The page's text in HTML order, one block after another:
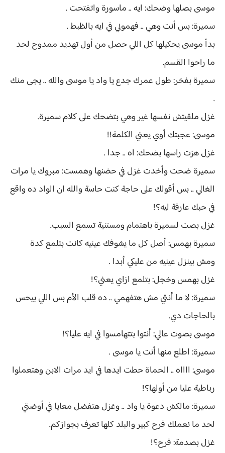
موسى بصلها وضحك: ايه .. ماسورة واتفتحت .
سميرة: بس أنت وهي .. فهموني في ايه بالظبط .
بدأ موسى يحكيلها كل اللي حصل من أول تهديد ممدوح لحد
ما راحوا القسم.
سميرة بفخر: طول عمرك جدع يا واد يا موسى والله .. يجى منك
.
غزل ملقيتش نفسها غير وهي بتضحك على كلام سميرة.
موسى: عجبتك أوي يعني الكلمة!!
غزل هزت راسها بضحك: اه .. جدا .
سميرة ضحت وأخدت غزل في حضنها وهمست: مبروك يا مرات
الغالي .. بس أقولك على حاجة كنت حاسة والله ان الواد ده واقع
في حبك عارفة ليه؟!
غزل بصت لسميرة باهتمام ومستنية تسمع السبب.
سميرة بهمس: أصل كل ما يشوفك عينيه كانت بتلمع كدة
ومش بينزل عينيه من عليكي أبدا .
غزل بهمس وخجل: بتلمع ازاي يعني؟!
سميرة: لا ما أنتي مش هتفهمي .. ده قلب الأم بس اللي بيحس
بالحاجات دي.
موسى بصوت عالي: أنتوا بتتهامسوا في ايه عليا؟!
سميرة: اطلع منها أنت يا موسى .
موسى: ااااه .. الحماة حطت ايدها في ايد مرات الابن وهتعملوا
رباطية عليا من أولها؟!
سميرة: مالكش دعوة يا واد .. وغزل هتفضل معايا في أوضتي
لحد ما نعملك فرح كبير والبلد كلها تعرف بجوازكم.
غزل بصدمة: فرح؟!